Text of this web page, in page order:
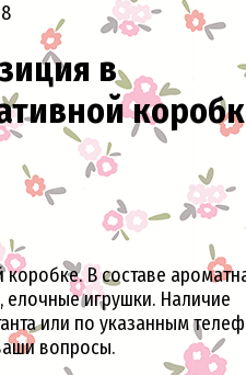
в
В составе
елочные игрушки. Наличие
или по указанным
вопросы.